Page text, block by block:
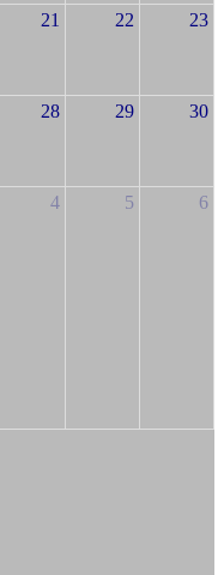
21 22 23
28 29 30
4 5 6